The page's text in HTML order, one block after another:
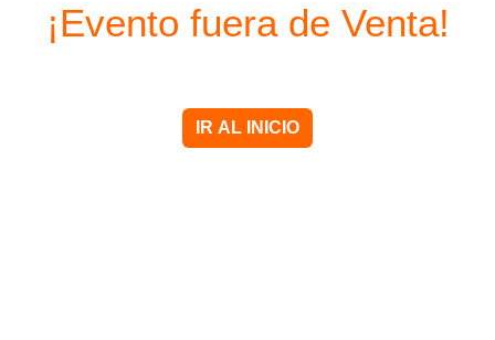
¡Evento fuera de Venta!
IR AL INICIO